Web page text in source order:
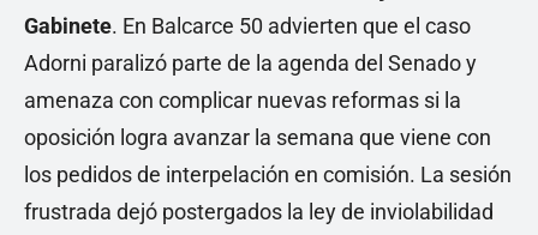
Gabinete. En Balcarce 50 advierten que el caso
Adorni paralizó parte de la agenda del Senado y
amenaza con complicar nuevas reformas si la
oposición logra avanzar la semana que viene con
los pedidos de interpelación en comisión. La sesión
frustrada dejó postergados la ley de inviolabilidad